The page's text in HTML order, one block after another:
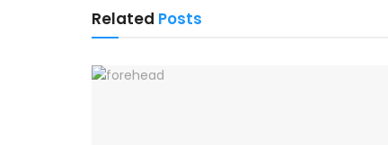
Related Posts